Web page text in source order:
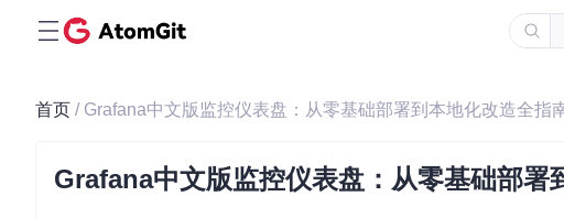
首页 / Grafana中文版监控仪表盘：从零基础部署到本地化改造全指
Grafana中文版监控仪表盘：从零基础部署